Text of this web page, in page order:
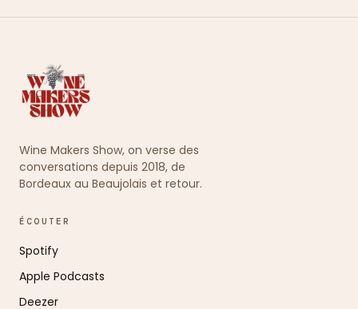
Wine Makers Show, on verse des
conversations depuis 2018, de
Bordeaux au Beaujolais et retour.
ÉCOUTER
Spotify
Apple Podcasts
Deezer